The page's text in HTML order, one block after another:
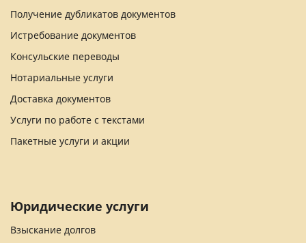
Получение дубликатов документов
Истребование документов
Консульские переводы
Нотариальные услуги
Доставка документов
Услуги по работе с текстами
Пакетные услуги и акции
Юридические услуги
Взыскание долгов